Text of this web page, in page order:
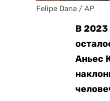
Felipe Dana / AP
В 2023
Аньес